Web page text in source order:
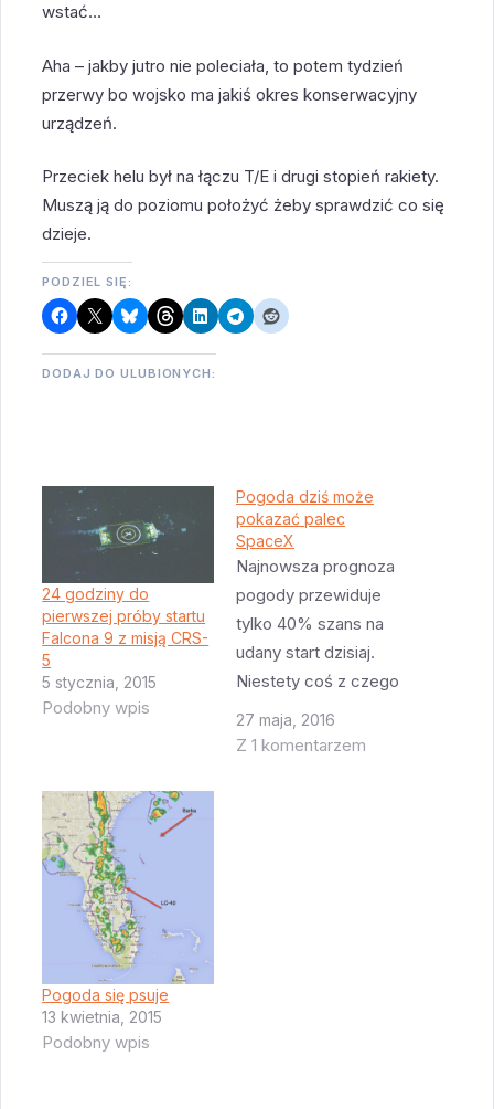
wstać…
Aha – jakby jutro nie poleciała, to potem tydzień
przerwy bo wojsko ma jakiś okres konserwacyjny
urządzeń.
Przeciek helu był na łączu T/E i drugi stopień rakiety.
Muszą ją do poziomu położyć żeby sprawdzić co się
dzieje.
PODZIEL SIĘ:
DODAJ DO ULUBIONYCH:
24 godziny do
pierwszej próby startu
Falcona 9 z misją CRS-
5
5 stycznia, 2015
Podobny wpis
Pogoda dziś może
pokazać palec
SpaceX
Najnowsza prognoza
pogody przewiduje
tylko 40% szans na
udany start dzisiaj.
Niestety coś z czego
powstanie burza
tropikalna Bonnie kręci
27 maja, 2016
Z 1 komentarzem
Pogoda się psuje
13 kwietnia, 2015
Podobny wpis